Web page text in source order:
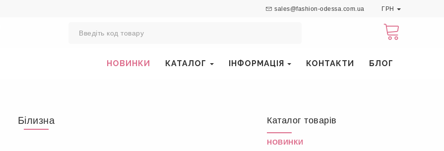
sales@fashion-odessa.com.ua ГРН
НОВИНКИ КАТАЛОГ ІНФОРМАЦІЯ КОНТАКТИ БЛОГ
Білизна Каталог товарів
НОВИНКИ